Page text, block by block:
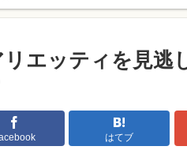
エッティを見逃
はてブ